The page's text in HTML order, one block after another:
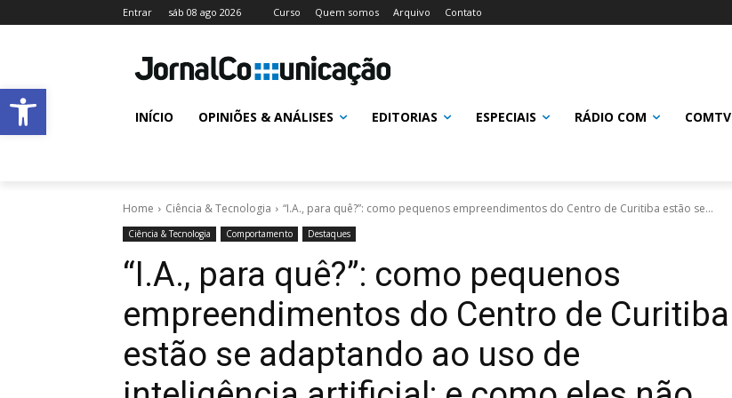
Abrir a barra de ferramentas
Entrar sáb 08 ago 2026 Curso Quem somos Arquivo Contato
INÍCIO OPINIÕES & ANÁLISES EDITORIAS ESPECIAIS RÁDIO COM COMTV
Home Ciência & Tecnologia “I.A., para quê?”: como pequenos empreendimentos do Centro de Curitiba estão se...
Ciência & Tecnologia Comportamento Destaques
“I.A., para quê?”: como pequenos
empreendimentos do Centro de Curitiba
estão se adaptando ao uso de